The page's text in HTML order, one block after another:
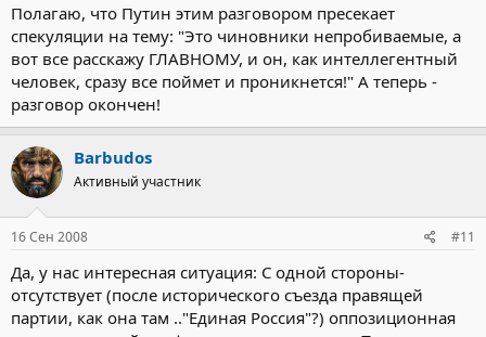
Полагаю, что Путин этим разговором пресекает
спекуляции на тему: "Это чиновники непробиваемые, а
вот все расскажу ГЛАВНОМУ, и он, как интеллегентный
человек, сразу все поймет и проникнется!" А теперь -
разговор окончен!
Barbudos
Активный участник
16 Сен 2008 #11
Да, у нас интересная ситуация: С одной стороны-
отсутствует (после исторического съезда правящей
партии, как она там .."Единая Россия"?) оппозиционная